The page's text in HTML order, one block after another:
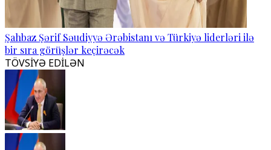
Şahbaz Şərif Səudiyyə Ərəbistanı və Türkiyə liderləri ilə
bir sıra görüşlər keçirəcək
TÖVSİYƏ EDİLƏN